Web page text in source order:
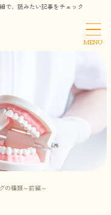
で、読みたい記事をチェック
MENU
の種類～前編～